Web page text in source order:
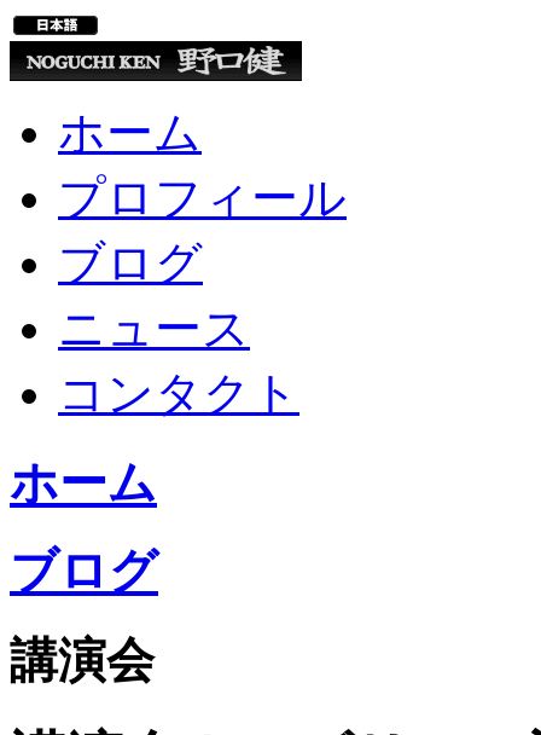
ホーム
プロフィール
ブログ
ニュース
コンタクト
ホーム
ブログ
講演会